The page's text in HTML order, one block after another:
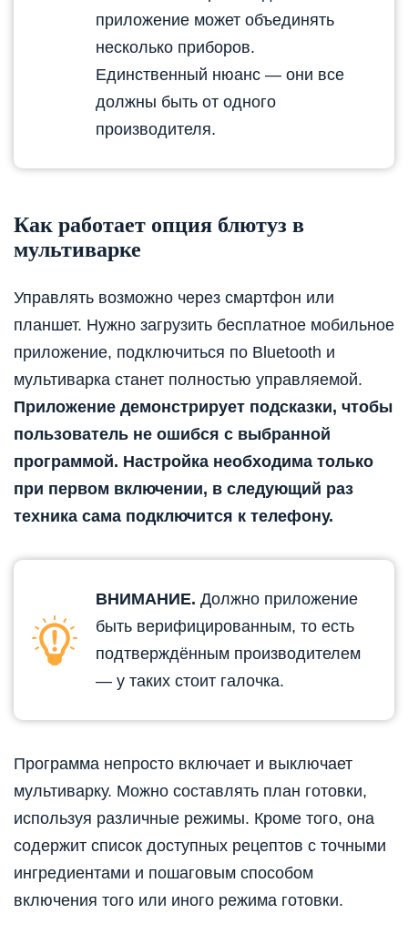
приложение может объединять
несколько приборов.
Единственный нюанс — они все
должны быть от одного
производителя.
Как работает опция блютуз в
мультиварке
Управлять возможно через смартфон или
планшет. Нужно загрузить бесплатное мобильное
приложение, подключиться по Bluetooth и
мультиварка станет полностью управляемой.
Приложение демонстрирует подсказки, чтобы
пользователь не ошибся с выбранной
программой. Настройка необходима только
при первом включении, в следующий раз
техника сама подключится к телефону.
ВНИМАНИЕ. Должно приложение
быть верифицированным, то есть
подтверждённым производителем
— у таких стоит галочка.
Программа непросто включает и выключает
мультиварку. Можно составлять план готовки,
используя различные режимы. Кроме того, она
содержит список доступных рецептов с точными
ингредиентами и пошаговым способом
включения того или иного режима готовки.